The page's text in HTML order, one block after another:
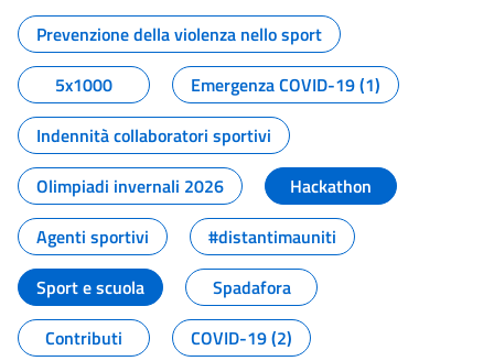
Tutti i contenuti della pagina
Prevenzione della violenza nello sport
5x1000
Emergenza COVID-19 (1)
Indennità collaboratori sportivi
Olimpiadi invernali 2026
Hackathon
Agenti sportivi
#distantimauniti
Sport e scuola
Spadafora
Contributi
COVID-19 (2)